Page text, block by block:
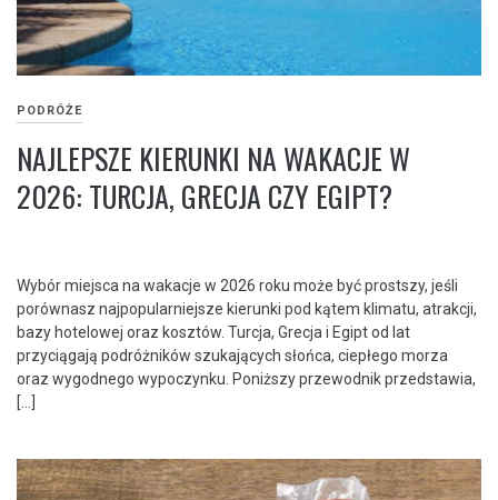
PODRÓŻE
NAJLEPSZE KIERUNKI NA WAKACJE W
2026: TURCJA, GRECJA CZY EGIPT?
Wybór miejsca na wakacje w 2026 roku może być prostszy, jeśli
porównasz najpopularniejsze kierunki pod kątem klimatu, atrakcji,
bazy hotelowej oraz kosztów. Turcja, Grecja i Egipt od lat
przyciągają podróżników szukających słońca, ciepłego morza
oraz wygodnego wypoczynku. Poniższy przewodnik przedstawia,
[…]